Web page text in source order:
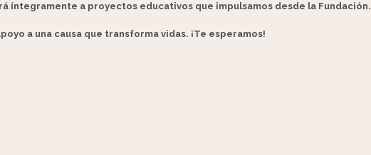
íntegramente a proyectos educativos que impulsamos desde la Fundación.
a una causa que transforma vidas. ¡Te esperamos!